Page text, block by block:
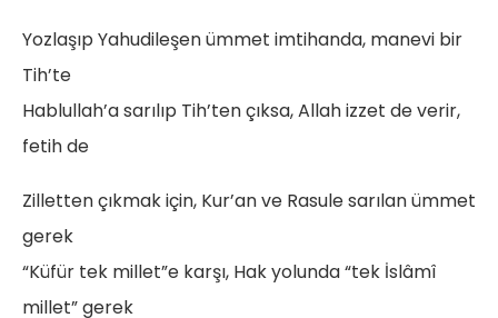
Yozlaşıp Yahudileşen ümmet imtihanda, manevi bir
Tih’te
Hablullah’a sarılıp Tih’ten çıksa, Allah izzet de verir,
fetih de
Zilletten çıkmak için, Kur’an ve Rasule sarılan ümmet
gerek
“Küfür tek millet”e karşı, Hak yolunda “tek İslâmî
millet” gerek